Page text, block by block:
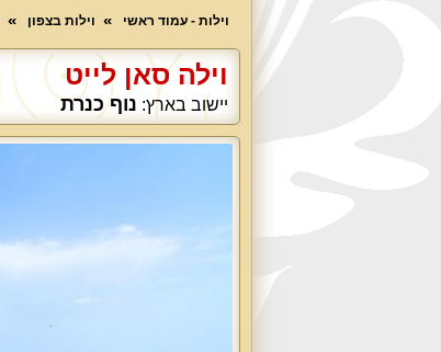
וילות - עמוד ראשי
וילות בצפון
וילה סאן לייט
יישוב בארץ: נוף כנרת